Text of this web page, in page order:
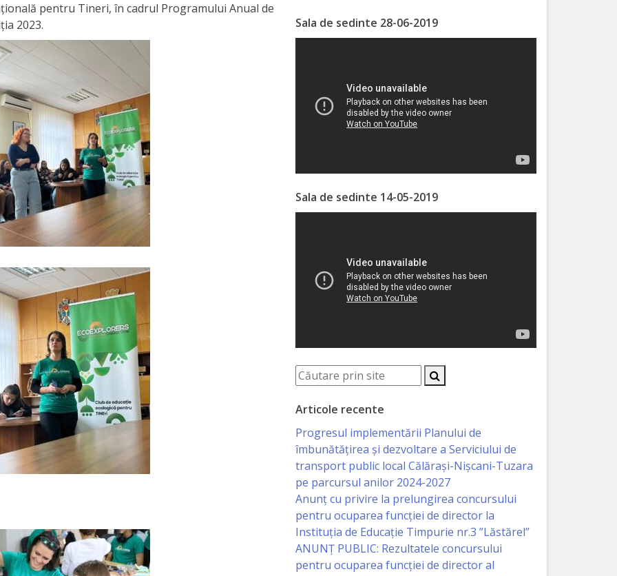
pentru Tineri, în cadrul Programului Anual de
2023.
Sala de sedinte 28-06-2019
Sala de sedinte 14-05-2019
Articole recente
Progresul implementării Planului de
îmbunătățirea și dezvoltare a Serviciului de
transport public local Călărași-Nișcani-Tuzara
pe parcursul anilor 2024-2027
Anunț cu privire la prelungirea concursului
pentru ocuparea funcţiei de director la
Instituția de Educație Timpurie nr.3 ”Lăstărel”
ANUNȚ PUBLIC: Rezultatele concursului
pentru ocuparea funcției de director al